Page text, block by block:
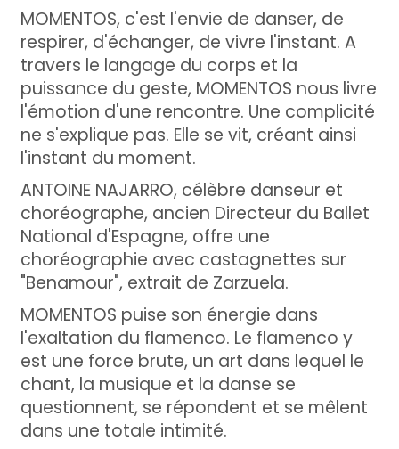
MOMENTOS, c'est l'envie de danser, de
respirer, d'échanger, de vivre l'instant. A
travers le langage du corps et la
puissance du geste, MOMENTOS nous livre
l'émotion d'une rencontre. Une complicité
ne s'explique pas. Elle se vit, créant ainsi
l'instant du moment.
ANTOINE NAJARRO, célèbre danseur et
choréographe, ancien Directeur du Ballet
National d'Espagne, offre une
choréographie avec castagnettes sur
"Benamour", extrait de Zarzuela.
MOMENTOS puise son énergie dans
l'exaltation du flamenco. Le flamenco y
est une force brute, un art dans lequel le
chant, la musique et la danse se
questionnent, se répondent et se mêlent
dans une totale intimité.